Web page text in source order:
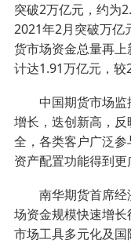
突破2万亿元，约为
2021年2月突破万亿
货市场资金总量再
计达1.91万亿元，较
中国期货市场监
增长，迭创新高，
全，各类客户广泛
资产配置功能得到更
南华期货首席经
场资金规模快速增
市场工具多元化及